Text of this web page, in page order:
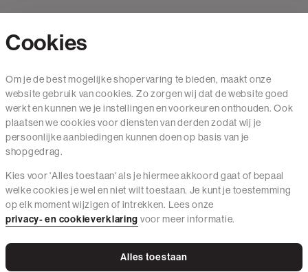
Mail ons
020 - 3412 650
Van maandag t/m vrijdag van 8.30 uur tot 18.00 uur.
Service
Wij zijn The Sting
Cookies
Om je de best mogelijke shopervaring te bieden, maakt onze
website gebruik van cookies. Zo zorgen wij dat de website goed
werkt en kunnen we je instellingen en voorkeuren onthouden. Ook
plaatsen we cookies voor diensten van derden zodat wij je
persoonlijke aanbiedingen kunnen doen op basis van je
shopgedrag.
Kies voor 'Alles toestaan' als je hiermee akkoord gaat of bepaal
welke cookies je wel en niet wilt toestaan. Je kunt je toestemming
op elk moment wijzigen of intrekken. Lees onze
privacy- en cookieverklaring voor meer informatie.
Alles toestaan